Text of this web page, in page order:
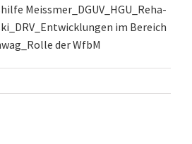
Meissmer_DGUV_HGU_Reha-
im Bereich
der WfbM